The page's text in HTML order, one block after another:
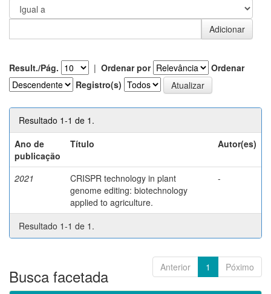
Result./Pág. | Ordenar por
Ordenar
Registro(s)
Resultado 1-1 de 1.
Ano de
publicação
Título Autor(es)
2021
CRISPR technology in plant
genome editing: biotechnology
applied to agriculture.
-
Resultado 1-1 de 1.
Anterior 1 Póximo
Busca facetada